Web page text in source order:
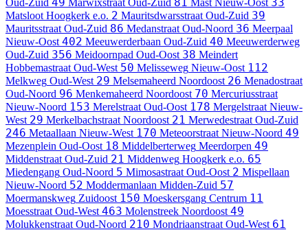
Oud-Zuid 49 Marwixstraat Oud-Zuid 81 Mast Nieuw-Oost 33
Matsloot Hoogkerk e.o. 2 Mauritsdwarsstraat Oud-Zuid 39
Mauritsstraat Oud-Zuid 86 Medanstraat Oud-Noord 36 Meerpaal
Nieuw-Oost 402 Meeuwerderbaan Oud-Zuid 40 Meeuwerderweg
Oud-Zuid 356 Meidoornpad Oud-Oost 38 Meindert
Hobbemastraat Oud-West 50 Melisseweg Nieuw-Oost 112
Melkweg Oud-West 29 Melsemaheerd Noordoost 26 Menadostraat
Oud-Noord 96 Menkemaheerd Noordoost 70 Mercuriusstraat
Nieuw-Noord 153 Merelstraat Oud-Oost 178 Mergelstraat Nieuw-
West 29 Merkelbachstraat Noordoost 21 Merwedestraat Oud-Zuid
246 Metaallaan Nieuw-West 170 Meteoorstraat Nieuw-Noord 49
Mezenplein Oud-Oost 18 Middelberterweg Meerdorpen 49
Middenstraat Oud-Zuid 21 Middenweg Hoogkerk e.o. 65
Miedengang Oud-Noord 5 Mimosastraat Oud-Oost 2 Mispellaan
Nieuw-Noord 52 Moddermanlaan Midden-Zuid 57
Moermanskweg Zuidoost 150 Moeskersgang Centrum 11
Moesstraat Oud-West 463 Molenstreek Noordoost 49
Molukkenstraat Oud-Noord 210 Mondriaanstraat Oud-West 61